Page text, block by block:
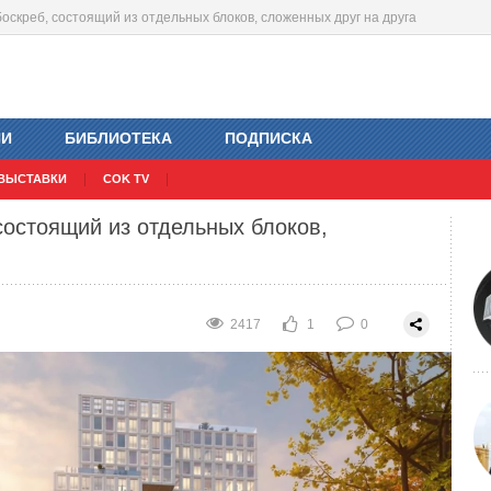
состоящий из отдельных блоков, сложенных друг на друга
ВЫСТАВКИ COK TV
БИБЛИОТЕКА ПОДПИСКА
из отдельных блоков,
2417 1 0
экологии в 2022 году